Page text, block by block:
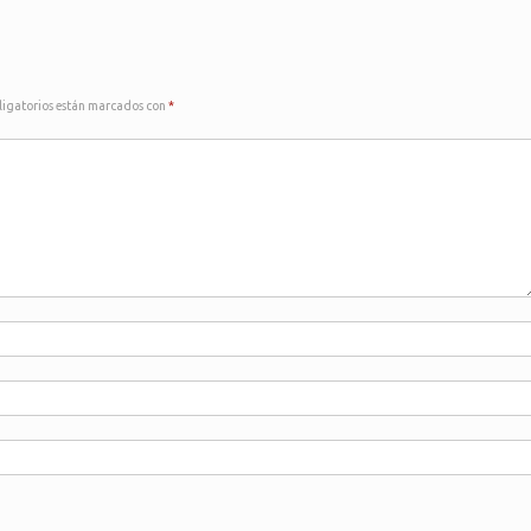
están marcados con *